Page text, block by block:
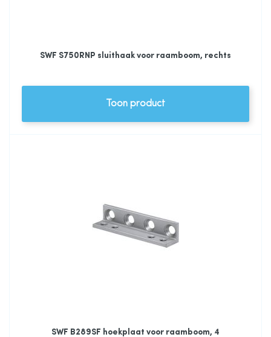
SWF S750RNP sluithaak voor raamboom, rechts
Toon product
SWF B289SF hoekplaat voor raamboom, 4